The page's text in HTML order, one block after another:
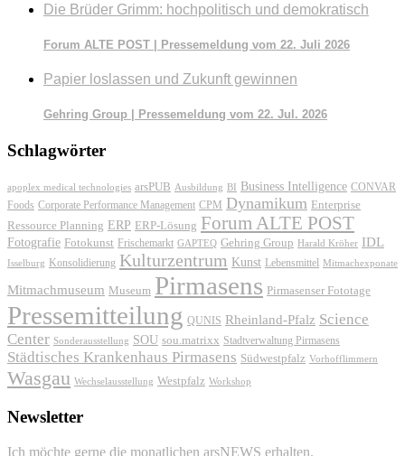
Die Brüder Grimm: hochpolitisch und demokratisch
Forum ALTE POST | Pressemeldung vom 22. Juli 2026
Papier loslassen und Zukunft gewinnen
Gehring Group | Pressemeldung vom 22. Jul. 2026
Schlagwörter
apoplex medical technologies arsPUB Ausbildung BI Business Intelligence CONVAR
Foods Corporate Performance Management CPM Dynamikum Enterprise
Ressource Planning ERP ERP-Lösung Forum ALTE POST
Fotografie Fotokunst Frischemarkt GAPTEQ Gehring Group Harald Kröher IDL
Isselburg Konsolidierung Kulturzentrum Kunst Lebensmittel Mitmachexponate
Mitmachmuseum Museum Pirmasens Pirmasenser Fototage
Pressemitteilung QUNIS Rheinland-Pfalz Science
Center Sonderausstellung SOU sou.matrixx Stadtverwaltung Pirmasens
Städtisches Krankenhaus Pirmasens Südwestpfalz Vorhofflimmern
Wasgau Wechselausstellung Westpfalz Workshop
Newsletter
Ich möchte gerne die monatlichen arsNEWS erhalten.